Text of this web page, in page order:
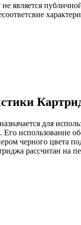
является
для
использование
черного цвета
рассчитан на